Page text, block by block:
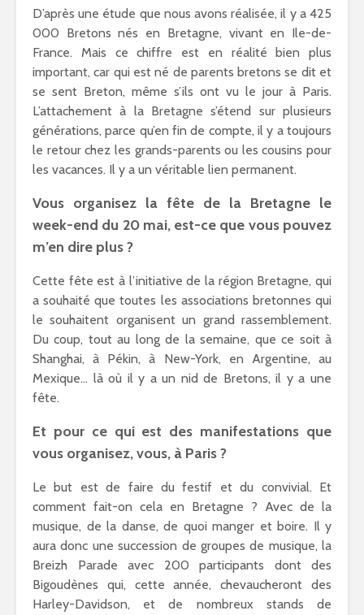
D’après une étude que nous avons réalisée, il y a 425
000 Bretons nés en Bretagne, vivant en Ile-de-
France. Mais ce chiffre est en réalité bien plus
important, car qui est né de parents bretons se dit et
se sent Breton, même s’ils ont vu le jour à Paris.
L’attachement à la Bretagne s’étend sur plusieurs
générations, parce qu’en fin de compte, il y a toujours
le retour chez les grands-parents ou les cousins pour
les vacances. Il y a un véritable lien permanent.
Vous organisez la fête de la Bretagne le
week-end du 20 mai, est-ce que vous pouvez
m’en dire plus ?
Cette fête est à l’initiative de la région Bretagne, qui
a souhaité que toutes les associations bretonnes qui
le souhaitent organisent un grand rassemblement.
Du coup, tout au long de la semaine, que ce soit à
Shanghai, à Pékin, à New-York, en Argentine, au
Mexique… là où il y a un nid de Bretons, il y a une
fête.
Et pour ce qui est des manifestations que
vous organisez, vous, à Paris ?
Le but est de faire du festif et du convivial. Et
comment fait-on cela en Bretagne ? Avec de la
musique, de la danse, de quoi manger et boire. Il y
aura donc une succession de groupes de musique, la
Breizh Parade avec 200 participants dont des
Bigoudènes qui, cette année, chevaucheront des
Harley-Davidson, et de nombreux stands de